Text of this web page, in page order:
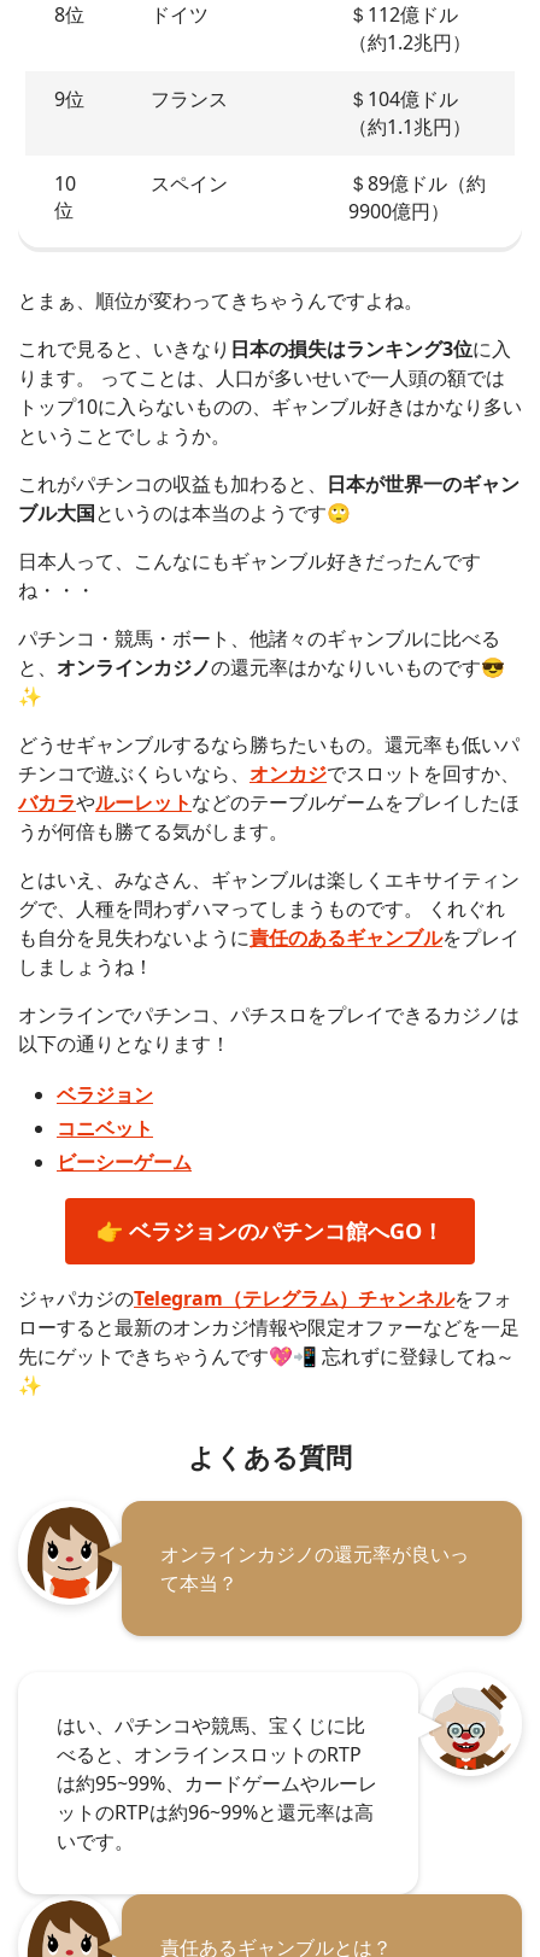
8位 ドイツ
＄112億ドル
（約1.2兆円）
9位 フランス
＄104億ドル
（約1.1兆円）
10
位
スペイン
＄89億ドル（約
9900億円）
とまぁ、順位が変わってきちゃうんですよね。
これで見ると、いきなり 日本の損失はランキング3位に入
ります。 ってことは、人口が多いせいで一人頭の額では
トップ10に入らないものの、ギャンブル好きはかなり多い
ということでしょうか。
これがパチンコの収益も加わると、 日本が世界一のギャン
ブル大国というのは本当のようです🙄
日本人って、こんなにもギャンブル好きだったんです
ね・・・
パチンコ・競馬・ボート、他諸々のギャンブルに比べる
と、 オンラインカジノの還元率はかなりいいものです😎
✨
どうせギャンブルするなら勝ちたいもの。還元率も低いパ
チンコで遊ぶくらいなら、 オンカジでスロットを回すか、
バカラやルーレットなどのテーブルゲームをプレイしたほ
うが何倍も勝てる気がします。
とはいえ、みなさん、ギャンブルは楽しくエキサイティン
グで、人種を問わずハマってしまうものです。 くれぐれ
も自分を見失わないように責任のあるギャンブルをプレイ
しましょうね！
オンラインでパチンコ、パチスロをプレイできるカジノは
以下の通りとなります！
ベラジョン
コニベット
ビーシーゲーム
👉 ベラジョンのパチンコ館へGO！
ジャパカジのTelegram（テレグラム）チャンネルをフォ
ローすると最新のオンカジ情報や限定オファーなどを一足
先にゲットできちゃうんです💖📲 忘れずに登録してね～
✨
よくある質問
オンラインカジノの還元率が良いっ
て本当？
はい、パチンコや競馬、宝くじに比
べると、オンラインスロットのRTP
は約95~99%、カードゲームやルーレ
ットのRTPは約96~99%と還元率は高
いです。
責任あるギャンブルとは？